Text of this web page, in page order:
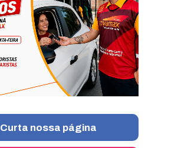
Curta nossa página